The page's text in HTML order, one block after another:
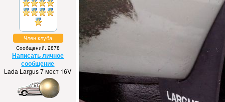
Член клуба
Сообщений: 2878
Написать личное
сообщение
Lada Largus 7 мест 16V